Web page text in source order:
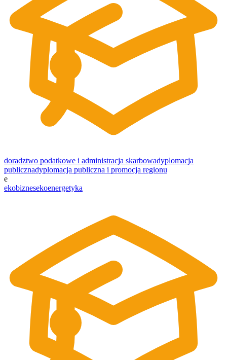
doradztwo podatkowe i administracja skarbowadyplomacja
publicznadyplomacja publiczna i promocja regionu
e
ekobiznesekoenergetyka